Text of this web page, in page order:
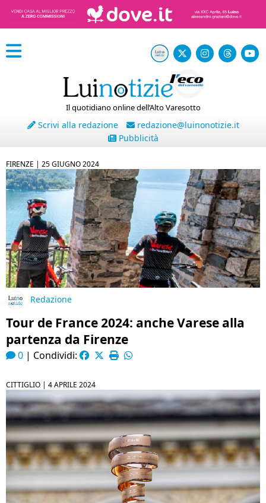
Il quotidiano online dell’Alto Varesotto
Scrivi alla redazione
redazione@luinonotizie.it
Pubblicità
FIRENZE | 25 GIUGNO 2024
Redazione
Tour de France 2024: anche Varese alla
partenza da Firenze
0 | Condividi:
CITTIGLIO | 4 APRILE 2024